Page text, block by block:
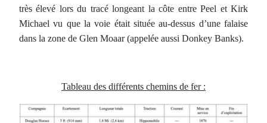
très élevé lors du tracé longeant la côte entre Peel et Kirk
Michael vu que la voie était située au-dessus d’une falaise
dans la zone de Glen Moaar (appelée aussi Donkey Banks).
Tableau des différents chemins de fer :